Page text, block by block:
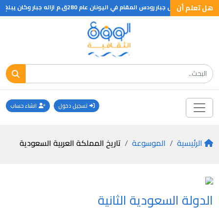
هل تعلم أن
تعلم ان تمثال جبار رودس المقام في اليونان عام 280ق.م ازاله جبار وكان يبلغ ارتفاعه 46 مترا
تسجيل دخول انشاء حساب
الرئيسية الموسوعة تاريخ المملكة العربية السعودية
الدولة السعودية الثانية